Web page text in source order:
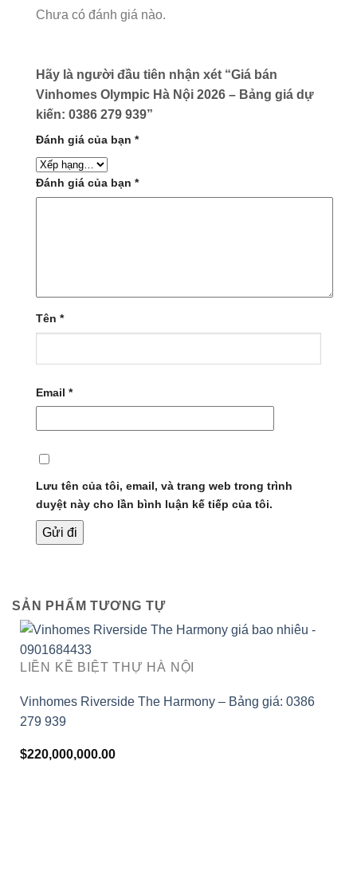
Chưa có đánh giá nào.
Hãy là người đầu tiên nhận xét “Giá bán
Vinhomes Olympic Hà Nội 2026 – Bảng giá dự
kiến: 0386 279 939”
Đánh giá của bạn *
Đánh giá của bạn *
Tên *
Email *
Lưu tên của tôi, email, và trang web trong trình
duyệt này cho lần bình luận kế tiếp của tôi.
SẢN PHẨM TƯƠNG TỰ
LIỀN KỀ BIỆT THỰ HÀ NỘI
Vinhomes Riverside The Harmony – Bảng giá: 0386
279 939
$220,000,000.00